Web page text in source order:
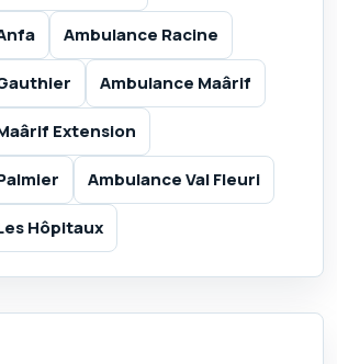
Ambulance Racine
Ambulance Maârif
Extension
Ambulance Val Fleuri
Hôpitaux